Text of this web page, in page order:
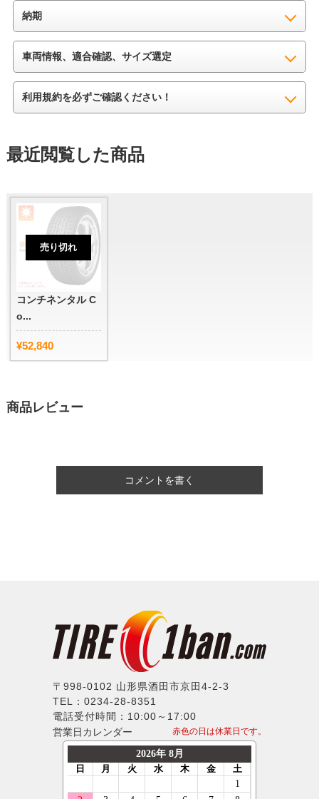
納期
車両情報、適合確認、サイズ選定
利用規約を必ずご確認ください！
最近閲覧した商品
売り切れ
コンチネンタル C
o...
¥52,840
商品レビュー
コメントを書く
〒998-0102 山形県酒田市京田4-2-3
TEL：0234-28-8351
電話受付時間：10:00～17:00
営業日カレンダー
赤色の日は休業日です。